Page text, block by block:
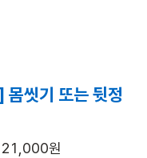
씻기 또는 뒷정
원